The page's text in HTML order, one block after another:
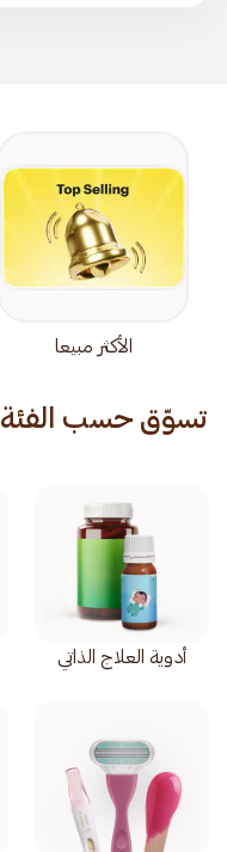
الأكثر مبيعا
تسوّق حسب الفئة
أدوية العلاج الذاتي